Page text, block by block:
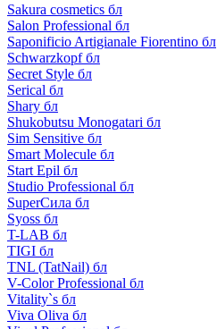
Sakura cosmetics бл
Salon Professional бл
Saponificio Artigianale Fiorentino бл
Schwarzkopf бл
Secret Style бл
Serical бл
Shary бл
Shukobutsu Monogatari бл
Sim Sensitive бл
Smart Molecule бл
Start Epil бл
Studio Professional бл
SuperСила бл
Syoss бл
T-LAB бл
TIGI бл
TNL (TatNail) бл
V-Color Professional бл
Vitality`s бл
Viva Oliva бл